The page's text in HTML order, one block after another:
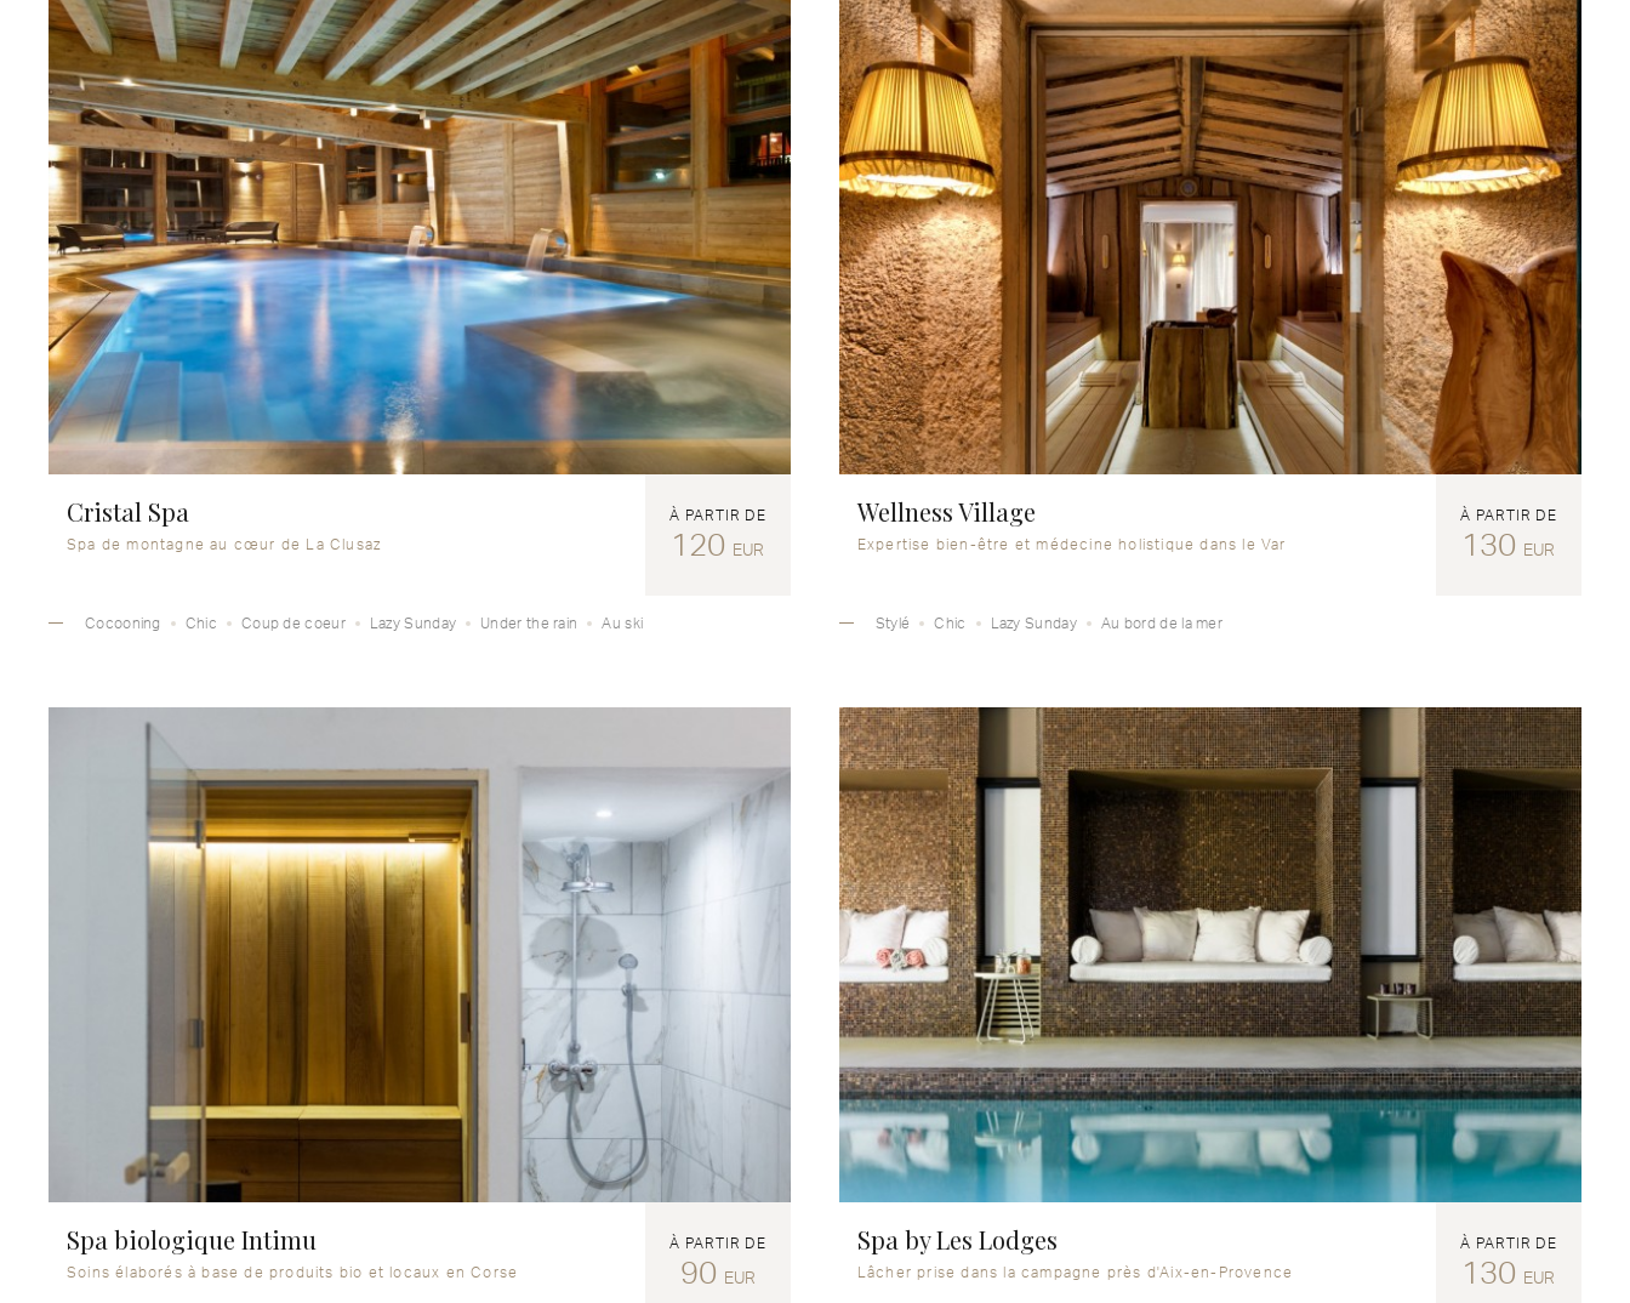
Cristal Spa
Spa de montagne au cœur de La Clusaz
À PARTIR DE
120 EUR
Cocooning Chic Coup de coeur Lazy Sunday Under the rain Au ski
Wellness Village
Expertise bien-être et médecine holistique dans le Var
À PARTIR DE
130 EUR
Stylé Chic Lazy Sunday Au bord de la mer
Spa biologique Intimu
Soins élaborés à base de produits bio et locaux en Corse
À PARTIR DE
90 EUR
Spa by Les Lodges
Lâcher prise dans la campagne près d'Aix-en-Provence
À PARTIR DE
130 EUR